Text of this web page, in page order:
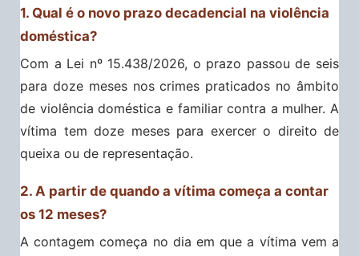
1. Qual é o novo prazo decadencial na violência
doméstica?
Com a Lei nº 15.438/2026, o prazo passou de seis
para doze meses nos crimes praticados no âmbito
de violência doméstica e familiar contra a mulher. A
vítima tem doze meses para exercer o direito de
queixa ou de representação.
2. A partir de quando a vítima começa a contar
os 12 meses?
A contagem começa no dia em que a vítima vem a